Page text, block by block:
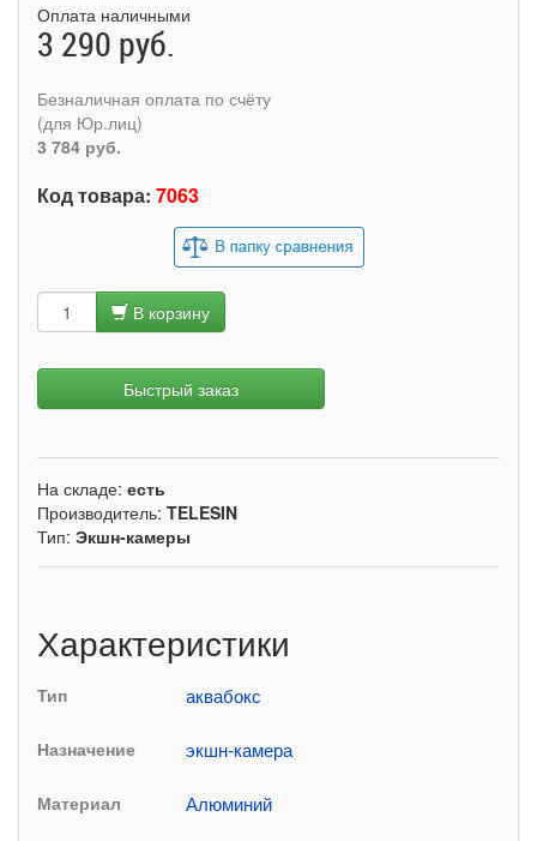
Оплата наличными
3 290 руб.
Безналичная оплата по счёту
(для Юр.лиц)
3 784 руб.
Код товара: 7063
В корзину
Быстрый заказ
На складе: есть
Производитель: TELESIN
Тип: Экшн-камеры
Характеристики
Тип аквабокс
Назначение экшн-камера
Материал Алюминий